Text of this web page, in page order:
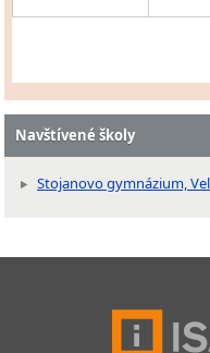
Navštívené školy
Stojanovo gymnázium,